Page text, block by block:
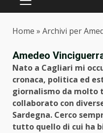
PRIMARY
Home » Archivi per
Amedeo
Nato a Cagliari mi
cronaca, politica ed
giornalismo da molto
collaborato con
Sardegna. Cerco
tutto quello di cui ha